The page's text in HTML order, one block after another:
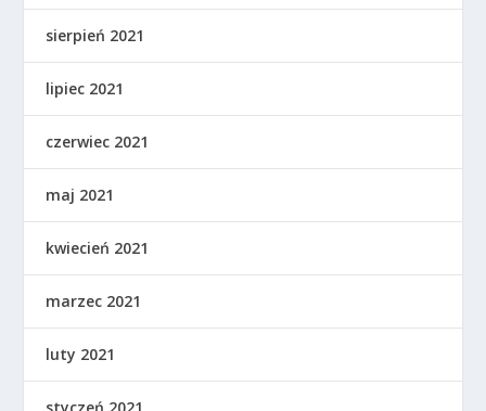
sierpień 2021
lipiec 2021
czerwiec 2021
maj 2021
kwiecień 2021
marzec 2021
luty 2021